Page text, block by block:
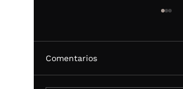
Comentarios